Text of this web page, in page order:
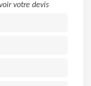
votre devis